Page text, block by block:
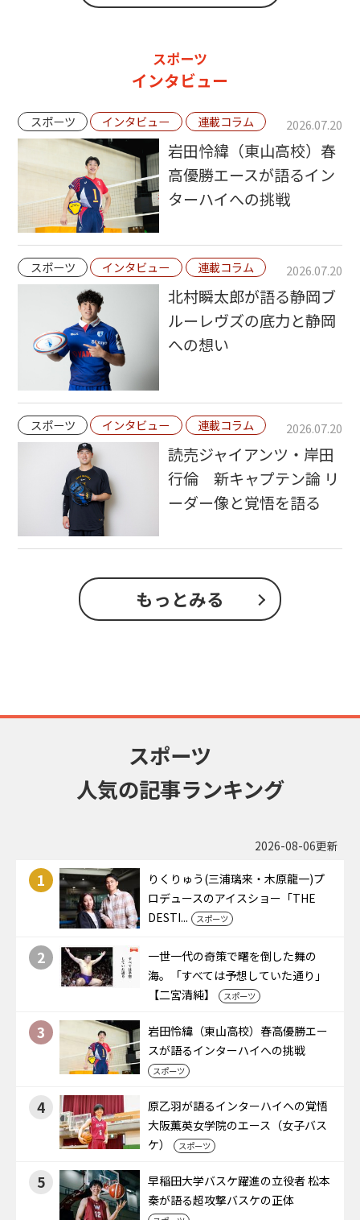
スポーツ
インタビュー
スポーツ インタビュー 連載コラム 2026.07.20
岩田怜緯（東山高校）春
高優勝エースが語るイン
ターハイへの挑戦
スポーツ インタビュー 連載コラム 2026.07.20
北村瞬太郎が語る静岡ブ
ルーレヴズの底力と静岡
への想い
スポーツ インタビュー 連載コラム 2026.07.20
読売ジャイアンツ・岸田
行倫 新キャプテン論 リ
ーダー像と覚悟を語る
もっとみる
スポーツ
人気の記事ランキング
2026-08-06更新
1
りくりゅう(三浦璃来・木原龍一)プ
ロデュースのアイスショー「THE
DESTI...
スポーツ
2
一世一代の奇策で曙を倒した舞の
海。「すべては予想していた通り」
【二宮清純】
スポーツ
3
岩田怜緯（東山高校）春高優勝エー
スが語るインターハイへの挑戦
スポーツ
4
原乙羽が語るインターハイへの覚悟
大阪薫英女学院のエース（女子バス
ケ）
スポーツ
5
早稲田大学バスケ躍進の立役者 松本
秦が語る超攻撃バスケの正体